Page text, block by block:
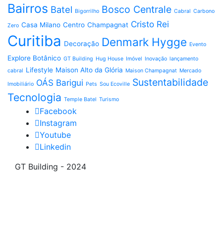
Bairros Batel Bigorrilho Bosco Centrale Cabral Carbono
Zero Casa Milano Centro Champagnat Cristo Rei
Curitiba Decoração Denmark Hygge Evento
Explore Botânico GT Building Hug House Imóvel Inovação lançamento
cabral Lifestyle Maison Alto da Glória Maison Champagnat Mercado
Imobiliário OÁS Barigui Pets Sou Ecoville Sustentabilidade
Tecnologia Temple Batel Turismo
Facebook
Instagram
Youtube
Linkedin
GT Building - 2024